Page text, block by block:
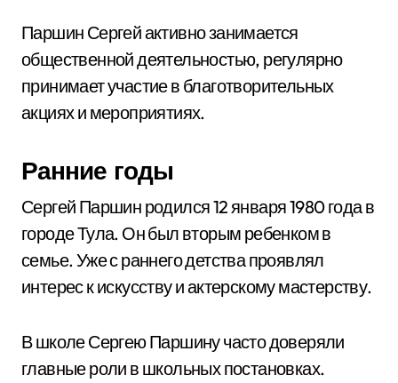
Паршин Сергей активно занимается
общественной деятельностью, регулярно
принимает участие в благотворительных
акциях и мероприятиях.
Ранние годы
Сергей Паршин родился 12 января 1980 года в
городе Тула. Он был вторым ребенком в
семье. Уже с раннего детства проявлял
интерес к искусству и актерскому мастерству.
В школе Сергею Паршину часто доверяли
главные роли в школьных постановках.